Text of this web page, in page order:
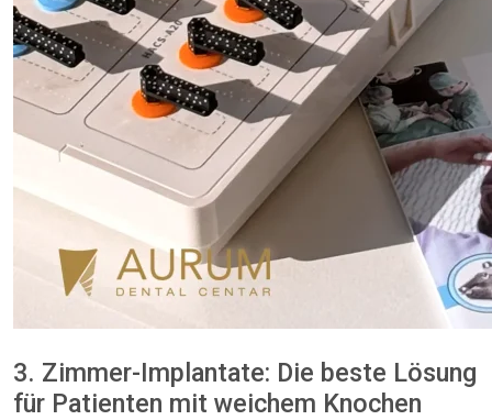
3. Zimmer-Implantate: Die beste Lösung
für Patienten mit weichem Knochen